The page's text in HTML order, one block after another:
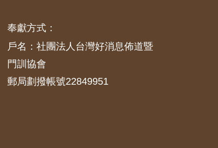
奉獻方式：
戶名：社團法人台灣好消息佈道暨
門訓協會
郵局劃撥帳號22849951